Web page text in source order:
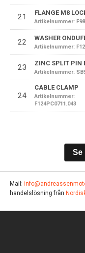
21 FLANGE M8
Artikelnummer:
22 WASHER
Artikelnummer:
23 ZINC SPLIT PIN
Artikelnummer:
24
CABLE CLAMP
Artikelnummer:
F124PC0711.043
Se
Mail:
handelslösning från